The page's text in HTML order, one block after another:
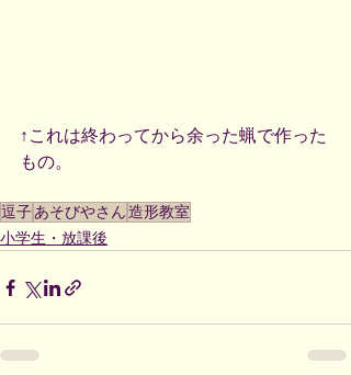
↑これは終わってから余った蝋で作った
もの。
逗子あそびやさん造形教室
小学生・放課後